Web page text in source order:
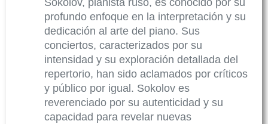
Sokolov, pianista ruso, es conocido por su
profundo enfoque en la interpretación y su
dedicación al arte del piano. Sus
conciertos, caracterizados por su
intensidad y su exploración detallada del
repertorio, han sido aclamados por críticos
y público por igual. Sokolov es
reverenciado por su autenticidad y su
capacidad para revelar nuevas